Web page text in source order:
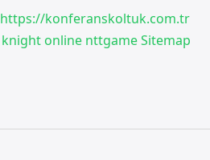
https://konferanskoltuk.com.tr
knight online nttgameSitemap